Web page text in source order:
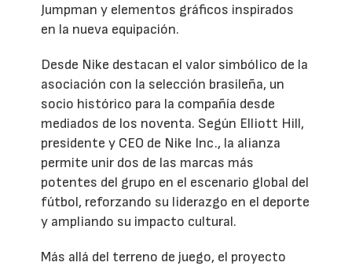
Jumpman y elementos gráficos inspirados
en la nueva equipación.
Desde Nike destacan el valor simbólico de la
asociación con la selección brasileña, un
socio histórico para la compañía desde
mediados de los noventa. Según Elliott Hill,
presidente y CEO de Nike Inc., la alianza
permite unir dos de las marcas más
potentes del grupo en el escenario global del
fútbol, reforzando su liderazgo en el deporte
y ampliando su impacto cultural.
Más allá del terreno de juego, el proyecto